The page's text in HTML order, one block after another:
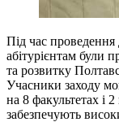
Під час
абітурієнтам були
та розвитку
Учасники заходу
на 8 факультетах і
забезпечують